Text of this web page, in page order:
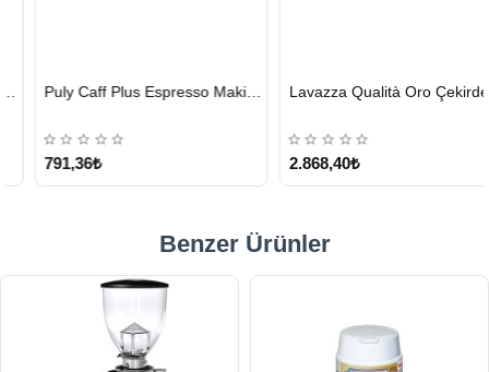
GÖNDERİ
Puly Caff Plus Espresso Makinesi Temizleyici Tablet 100 x 1.35 G
791,36₺
GÖNDERİ
Lavazza Qualità Oro Çekirdek Kahve 1 KG x 2
2.868,40₺
Benzer Ürünler